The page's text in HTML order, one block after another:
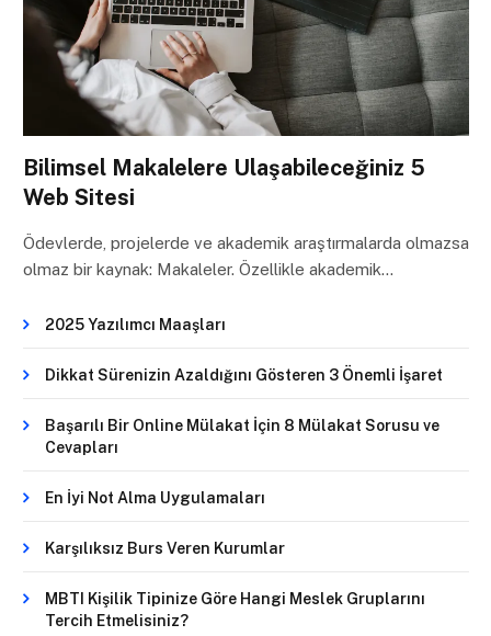
Bilimsel Makalelere Ulaşabileceğiniz 5
Web Sitesi
Ödevlerde, projelerde ve akademik araştırmalarda olmazsa
olmaz bir kaynak: Makaleler. Özellikle akademik…
2025 Yazılımcı Maaşları
Dikkat Sürenizin Azaldığını Gösteren 3 Önemli İşaret
Başarılı Bir Online Mülakat İçin 8 Mülakat Sorusu ve
Cevapları
En İyi Not Alma Uygulamaları
Karşılıksız Burs Veren Kurumlar
MBTI Kişilik Tipinize Göre Hangi Meslek Gruplarını
Tercih Etmelisiniz?